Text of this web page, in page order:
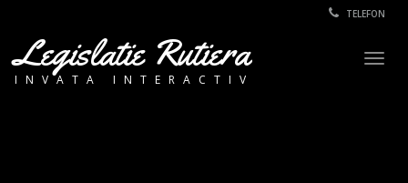
TELEFON
Legislatie Rutiera
INVATA INTERACTIV